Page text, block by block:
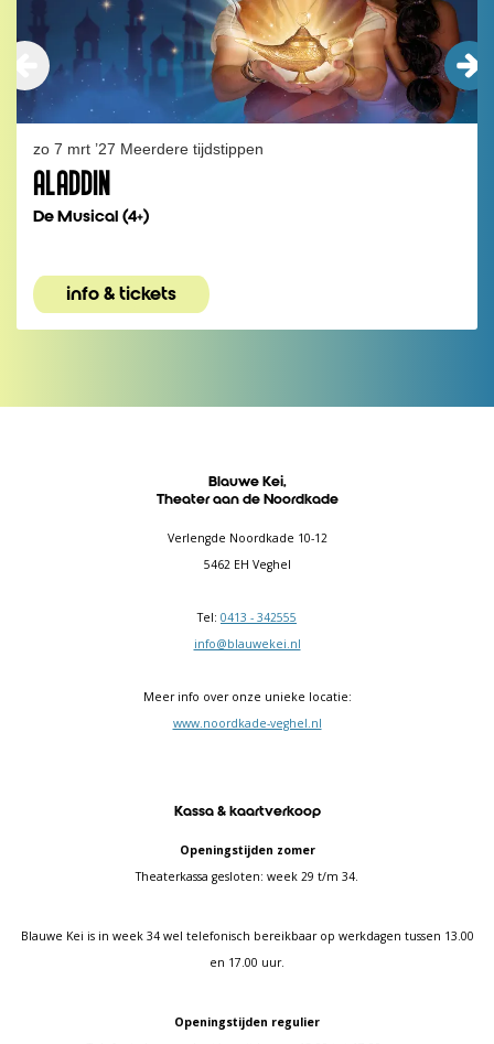
ALADDIN
De Musical (4+)
zo 7 mrt ’27 Meerdere tijdstippen
info & tickets
Blauwe Kei,
Theater aan de Noordkade
Verlengde Noordkade 10-12
5462 EH Veghel
Tel: 0413 - 342555
info@blauwekei.nl
Meer info over onze unieke locatie:
www.noordkade-veghel.nl
Kassa & kaartverkoop
Openingstijden zomer
Theaterkassa gesloten: week 29 t/m 34.
Blauwe Kei is in week 34 wel telefonisch bereikbaar op werkdagen tussen 13.00
en 17.00 uur.
Openingstijden regulier